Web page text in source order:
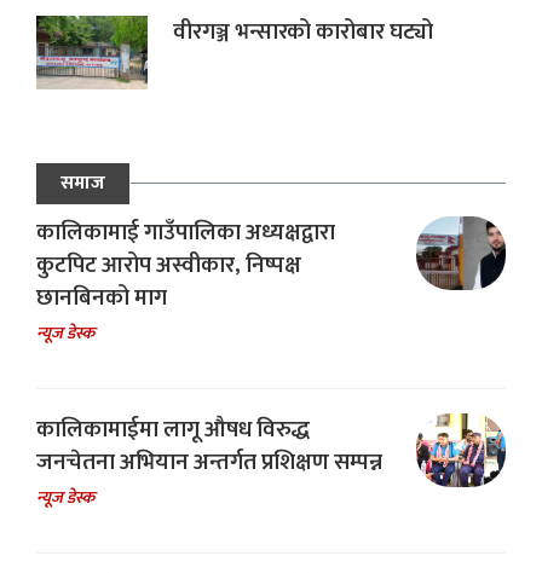
वीरगञ्ज भन्सारको कारोबार घट्यो
समाज
कालिकामाई गाउँपालिका अध्यक्षद्वारा
कुटपिट आरोप अस्वीकार, निष्पक्ष
छानबिनको माग
न्यूज डेस्क
कालिकामाईमा लागू औषध विरुद्ध
जनचेतना अभियान अन्तर्गत प्रशिक्षण सम्पन्न
न्यूज डेस्क